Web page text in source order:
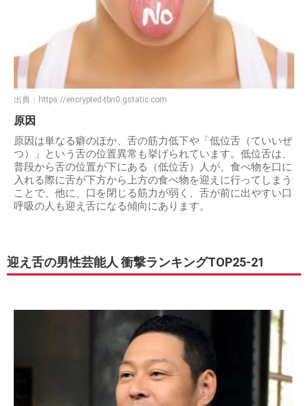
出典： https://encrypted-tbn0.gstatic.com
原因
原因は単なる癖のほか、舌の筋力低下や「低位舌（ていいぜ
つ）」という舌の位置異常も挙げられています。低位舌は、
普段から舌の位置が下にある（低位舌）人が、食べ物を口に
入れる際に舌が下方から上方の食べ物を迎えに行ってしまう
ことで、他に、口を閉じる筋力が弱く、舌が前に出やすい口
呼吸の人も迎え舌になる傾向にあります。
迎え舌の男性芸能人 衝撃ランキングTOP25-21